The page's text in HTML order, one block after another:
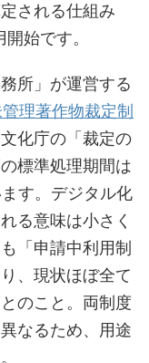
される仕組み
始です。
所」が運営する
理著作物裁定制
文化庁の「裁定の
標準処理期間は
す。デジタル化
る意味は小さく
「申請中利用制
、現状ほぼ全て
のこと。両制度
なるため、用途